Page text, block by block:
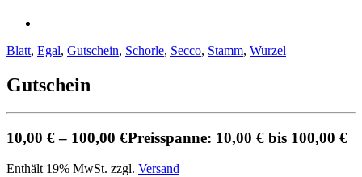
Blatt, Egal, Gutschein, Schorle, Secco, Stamm, Wurzel
Gutschein
10,00 € – 100,00 €Preisspanne: 10,00 € bis 100,00 €
Enthält 19% MwSt. zzgl. Versand